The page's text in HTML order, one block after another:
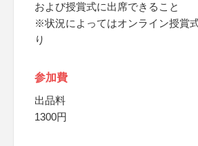
および授賞式に出席できること
※状況によってはオンライン授賞
り
参加費
出品料
1300円